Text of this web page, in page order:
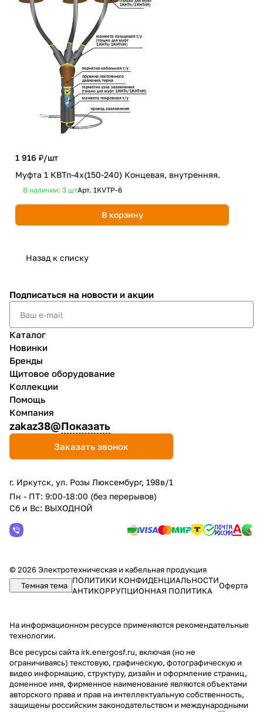
1 916 ₽/шт
Муфта 1 КВТп-4х(150-240) Концевая, внутренняя.
В наличии: 3 штАрт. 1KVTP-6
В корзину
Назад к списку
Подписаться на новости и акции
Каталог
Новинки
Бренды
Щитовое оборудование
Коллекции
Помощь
Компания
zakaz38@Показать
Заказать звонок
г. Иркутск, ул. Розы Люксембург, 198в/1
Пн - ПТ: 9:00-18:00 (без перерывов)
Сб и Вс: ВЫХОДНОЙ
© 2026 Электротехническая и кабельная продукция
Темная тема
ПОЛИТИКИ КОНФИДЕНЦИАЛЬНОСТИ
АНТИКОРРУПЦИОННАЯ ПОЛИТИКА
Оферта
На информационном ресурсе применяются рекомендательные
технологии.
Все ресурсы сайта irk.energosf.ru, включая (но не
ограничиваясь) текстовую, графическую, фотографическую и
видео информацию, структуру, дизайн и оформление страниц,
доменное имя, фирменное наименование являются объектами
авторского права и прав на интеллектуальную собственность,
защищены российским законодательством и международными